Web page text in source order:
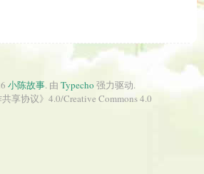
小陈故事. 由 Typecho 强力驱动.
享协议》4.0/Creative Commons 4.0